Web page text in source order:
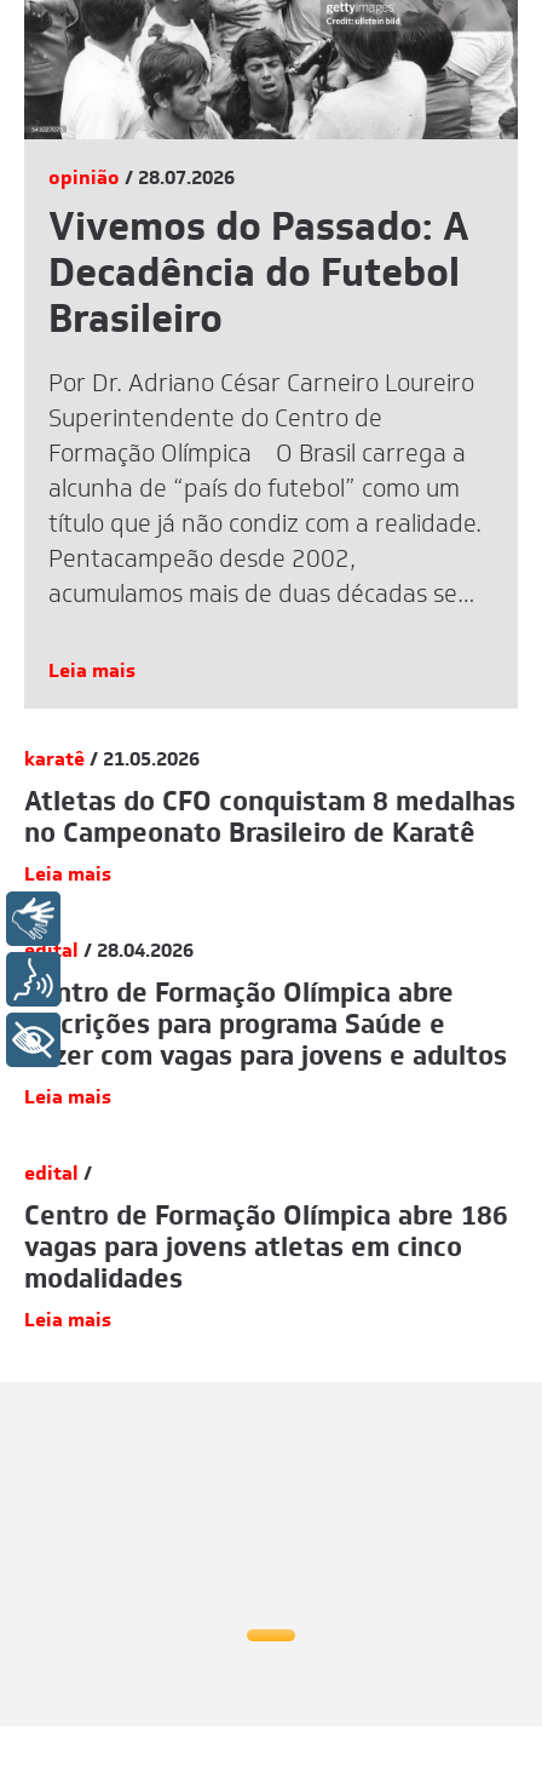
opinião / 28.07.2026
Vivemos do Passado: A
Decadência do Futebol
Brasileiro
Por Dr. Adriano César Carneiro Loureiro
Superintendente do Centro de
Formação Olímpica O Brasil carrega a
alcunha de “país do futebol” como um
título que já não condiz com a realidade.
Pentacampeão desde 2002,
acumulamos mais de duas décadas sem
na Copa de 2026 reacendeu o debate,
Leia mais
karatê/ 21.05.2026
Atletas do CFO conquistam 8 medalhas
no Campeonato Brasileiro de Karatê
Leia mais
edital / 28.04.2026
Centro de Formação Olímpica abre
inscrições para programa Saúde e
Lazer com vagas para jovens e adultos
Leia mais
edital /
Centro de Formação Olímpica abre 186
vagas para jovens atletas em cinco
modalidades
Leia mais
+ Acessibilidade